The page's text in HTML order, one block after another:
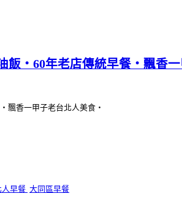
飯‧60年老店傳統早餐‧飄香
飄香一甲子老台北人美食‧
人早餐 大同區早餐